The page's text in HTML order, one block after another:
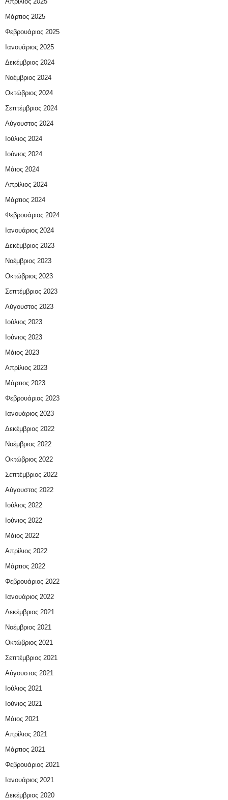
Μάρτιος 2025
Φεβρουάριος 2025
Ιανουάριος 2025
Δεκέμβριος 2024
Νοέμβριος 2024
Οκτώβριος 2024
Σεπτέμβριος 2024
Αύγουστος 2024
Ιούλιος 2024
Ιούνιος 2024
Μάιος 2024
Απρίλιος 2024
Μάρτιος 2024
Φεβρουάριος 2024
Ιανουάριος 2024
Δεκέμβριος 2023
Νοέμβριος 2023
Οκτώβριος 2023
Σεπτέμβριος 2023
Αύγουστος 2023
Ιούλιος 2023
Ιούνιος 2023
Μάιος 2023
Απρίλιος 2023
Μάρτιος 2023
Φεβρουάριος 2023
Ιανουάριος 2023
Δεκέμβριος 2022
Νοέμβριος 2022
Οκτώβριος 2022
Σεπτέμβριος 2022
Αύγουστος 2022
Ιούλιος 2022
Ιούνιος 2022
Μάιος 2022
Απρίλιος 2022
Μάρτιος 2022
Φεβρουάριος 2022
Ιανουάριος 2022
Δεκέμβριος 2021
Νοέμβριος 2021
Οκτώβριος 2021
Σεπτέμβριος 2021
Αύγουστος 2021
Ιούλιος 2021
Ιούνιος 2021
Μάιος 2021
Απρίλιος 2021
Μάρτιος 2021
Φεβρουάριος 2021
Ιανουάριος 2021
Δεκέμβριος 2020